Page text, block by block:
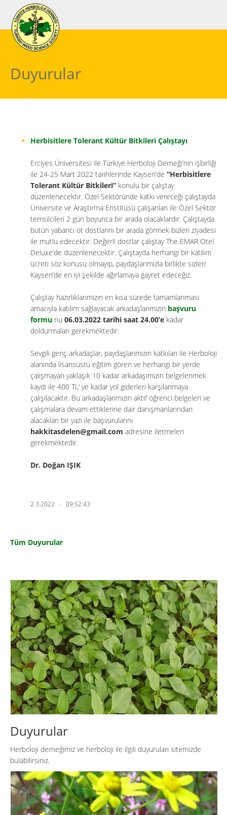
Duyurular
Herbisitlere Tolerant Kültür Bitkileri Çalıştayı
Erciyes Üniversitesi ile Türkiye Herboloji Derneği’nin işbirliği
ile 24-25 Mart 2022 tarihlerinde Kayseri’de “Herbisitlere
Tolerant Kültür Bitkileri” konulu bir çalıştay
düzenlenecektir. Özel Sektöründe katkı vereceği çalıştayda
Üniversite ve Araştırma Enstitüsü çalışanları ile Özel Sektör
temsilcileri 2 gün boyunca bir arada olacaklardır. Çalıştayda
bütün yabancı ot dostlarını bir arada görmek bizleri ziyadesi
ile mutlu edecektir. Değerli dostlar çalıştay The EMAR Otel
Deluxe’de düzenlenecektir. Çalıştayda herhangi bir katılım
ücreti söz konusu olmayıp, paydaşlarımızla birlikte sizleri
Kayseri’de en iyi şekilde ağırlamaya gayret edeceğiz.
Çalıştay hazırlıklarımızın en kısa sürede tamamlanması
amacıyla katılım sağlayacak arkadaşlarımızın başvuru
formu nu 06.03.2022 tarihi saat 24.00’e kadar
doldurmaları gerekmektedir.
Sevgili genç arkadaşlar, paydaşlarımızın katkıları ile Herboloji
alanında lisansüstü eğitim gören ve herhangi bir yerde
çalışmayan yaklaşık 10 kadar arkadaşımızın belgelenmek
kaydı ile 400 TL’ ye kadar yol giderleri karşılanmaya
çalışılacaktır. Bu arkadaşlarımızın aktif öğrenci belgeleri ve
çalışmalara devam ettiklerine dair danışmanlarından
alacakları bir yazı ile başvurularını
hakkitasdelen@gmail.com adresine iletmeleri
gerekmektedir.
Dr. Doğan IŞIK
2.3.2022 - 09:52:43
Tüm Duyurular
Duyurular
Herboloji derneğimiz ve herboloji ile ilgili duyuruları sitemizde
bulabilirsiniz.